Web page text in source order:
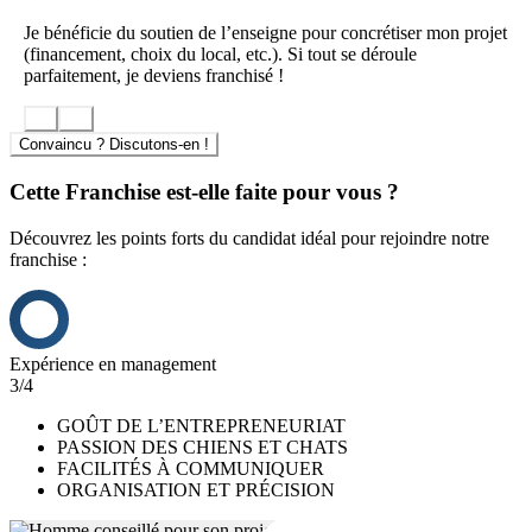
Les POINTS FORTS du marché en France :
Plus de 22 millions de chiens et de chats en France
Plus de 48% des foyers propriétaires d’un animal de
compagnie
Un marché de 3,5 milliards d’Euros par an
Une dépense annuelle moyenne de 800€ par chien et 600€
Un marché en croissance depuis de nombreuses années
Les POINTS FORTS du réseau Pet’s Planet :
Une connaissance parfaite des produits et du marché
Une production contrôlée.
Un politique commerciale dynamique, efficace et innovante
Une puissance d’achat, de référencement et de logistique
Une formation initiale et continue, d’un haut niveau
professionnel
Une exclusivité des produits sur votre territoire
Je bénéficie du soutien de l’enseigne pour concrétiser mon projet
(financement, choix du local, etc.). Si tout se déroule
parfaitement, je deviens franchisé !
Convaincu ? Discutons-en !
Cette Franchise est-elle faite pour vous ?
Découvrez les points forts du candidat idéal pour rejoindre notre
franchise :
Expérience en management
3/4
GOÛT DE L’ENTREPRENEURIAT
PASSION DES CHIENS ET CHATS
FACILITÉS À COMMUNIQUER
ORGANISATION ET PRÉCISION